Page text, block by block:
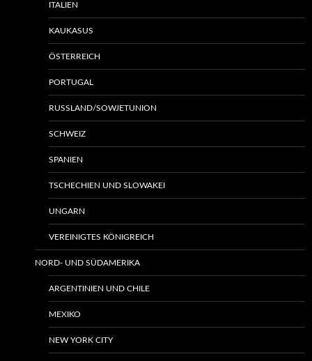
ITALIEN
KAUKASUS
ÖSTERREICH
PORTUGAL
RUSSLAND/SOWJETUNION
SCHWEIZ
SPANIEN
TSCHECHIEN UND SLOWAKEI
UNGARN
VEREINIGTES KÖNIGREICH
NORD- UND SÜDAMERIKA
ARGENTINIEN UND CHILE
MEXIKO
NEW YORK CITY